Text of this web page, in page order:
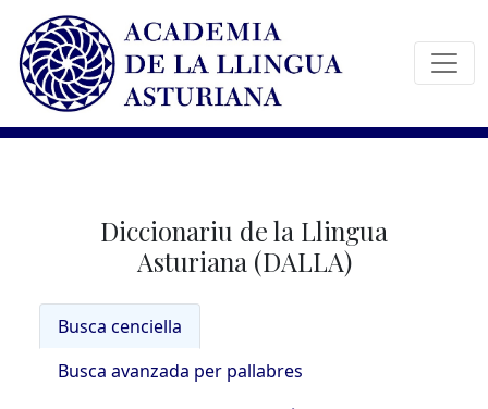
Diccionariu de la Llingua
Asturiana (DALLA)
Busca cenciella
Busca avanzada per pallabres